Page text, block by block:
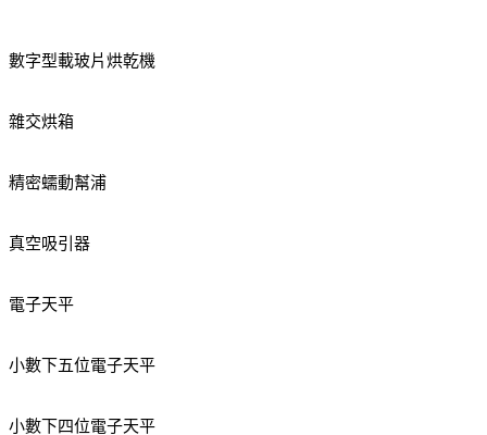
數字型載玻片烘乾機
雜交烘箱
精密蠕動幫浦
真空吸引器
電子天平
小數下五位電子天平
小數下四位電子天平